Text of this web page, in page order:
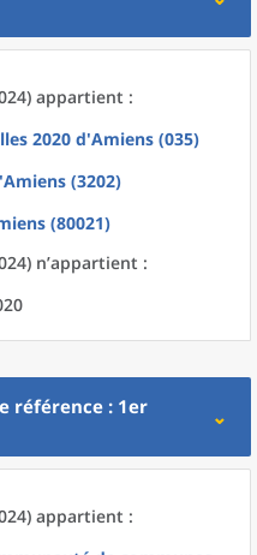
appartient :
2020 d'Amiens (035)
Amiens (3202)
(80021)
n’appartient :
référence : 1er
appartient :